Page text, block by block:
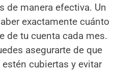
de manera efectiva. Un
exactamente cuánto
de tu cuenta cada mes.
asegurarte de que
cubiertas y evitar